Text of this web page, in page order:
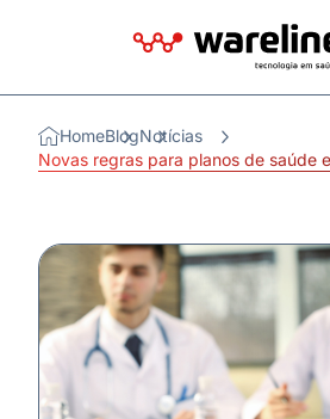
HomeBlogNotícias
Novas regras para planos de saúde